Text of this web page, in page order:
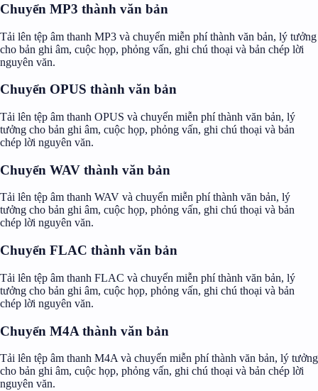
Chuyển MP3 thành văn bản
Tải lên tệp âm thanh MP3 và chuyển miễn phí thành văn bản, lý tưởng
cho bản ghi âm, cuộc họp, phỏng vấn, ghi chú thoại và bản chép lời
nguyên văn.
Chuyển OPUS thành văn bản
Tải lên tệp âm thanh OPUS và chuyển miễn phí thành văn bản, lý
tưởng cho bản ghi âm, cuộc họp, phỏng vấn, ghi chú thoại và bản
chép lời nguyên văn.
Chuyển WAV thành văn bản
Tải lên tệp âm thanh WAV và chuyển miễn phí thành văn bản, lý
tưởng cho bản ghi âm, cuộc họp, phỏng vấn, ghi chú thoại và bản
chép lời nguyên văn.
Chuyển FLAC thành văn bản
Tải lên tệp âm thanh FLAC và chuyển miễn phí thành văn bản, lý
tưởng cho bản ghi âm, cuộc họp, phỏng vấn, ghi chú thoại và bản
chép lời nguyên văn.
Chuyển M4A thành văn bản
Tải lên tệp âm thanh M4A và chuyển miễn phí thành văn bản, lý tưởng
cho bản ghi âm, cuộc họp, phỏng vấn, ghi chú thoại và bản chép lời
nguyên văn.